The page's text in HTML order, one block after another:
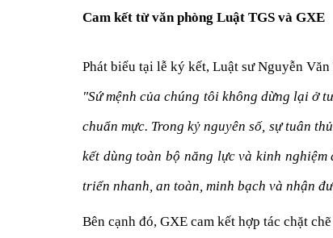
Cam kết từ văn phòng Luật TGS và GXE
Phát biểu tại lễ ký kết, Luật sư Nguyễn
"Sứ mệnh của chúng tôi không dừng lại ở
chuẩn mực. Trong kỷ nguyên số, sự tuân
kết dùng toàn bộ năng lực và kinh nghiệm
triển nhanh, an toàn, minh bạch và nhận
Bên cạnh đó, GXE cam kết hợp tác chặt